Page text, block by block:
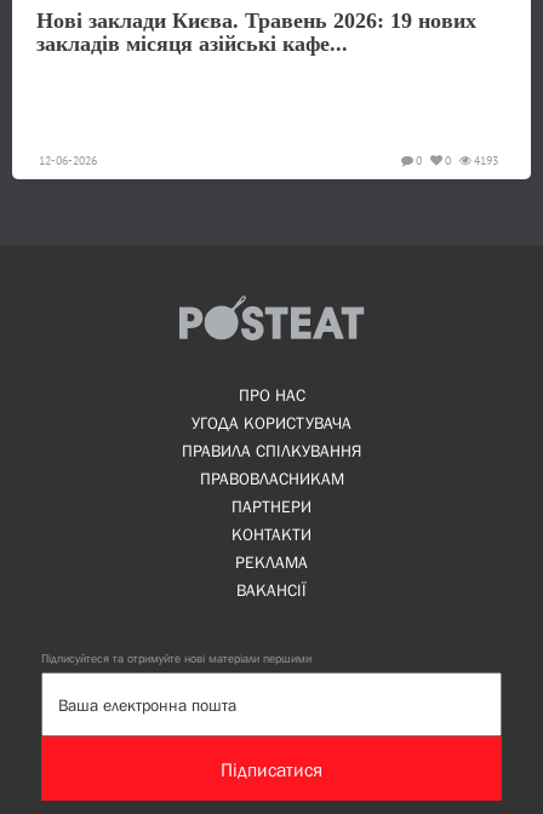
Нові заклади Києва. Травень 2026: 19 нових
закладів місяця азійські кафе...
12-06-2026 4193
0
0
ПРО НАС
УГОДА КОРИСТУВАЧА
ПРАВИЛА СПІЛКУВАННЯ
ПРАВОВЛАСНИКАМ
ПАРТНЕРИ
КОНТАКТИ
РЕКЛАМА
ВАКАНСІЇ
Підписуйтеся та отримуйте нові матеріали першими
Підписатися